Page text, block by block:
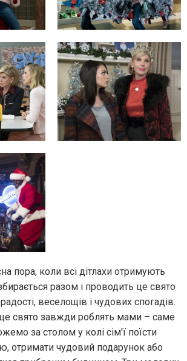
пора, коли всі дітлахи отримують
разом і проводить це свято
веселощів і чудових спогадів.
свято завжди роблять мами – саме
за столом у колі сім'ї поїсти
отримати чудовий подарунок або